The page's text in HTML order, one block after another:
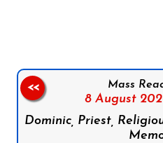
Mass
8 August
Dominic, Priest,
<<